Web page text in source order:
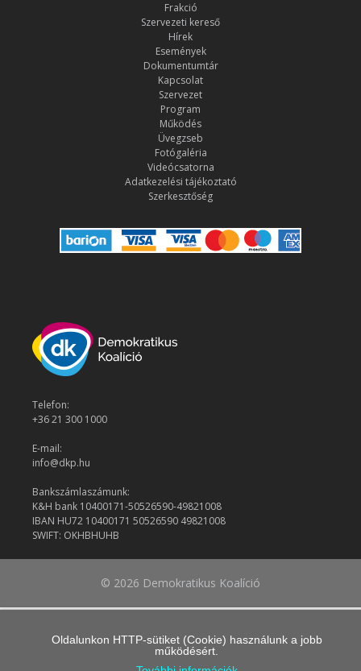
Frakció
Szervezeti kereső
Hírek
Események
Dokumentumtár
Kapcsolat
Szervezet
Program
Működés
Üvegzseb
Fotógaléria
Videócsatorna
Adatkezelési tájékoztató
Szerkesztőség
Telefon:
+36 21 300 1000
E-mail:
info@dkp.hu
Bankszámlaszámunk:
K&H bank 10400171-50526590-49821008
IBAN HU72 10400171 50526590 49821008
SWIFT: OKHBHUHB
© 2026 Demokratikus Koalíció
Oldalunkon HTTP-sütiket (Cookie) használunk a jobb
működésért.